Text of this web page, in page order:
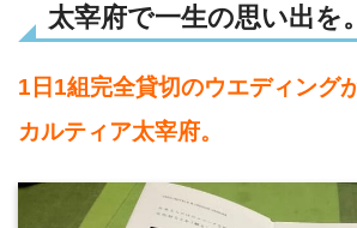
太宰府で一生の思い出を。
1日1組完全貸切のウエディング
カルティア太宰府。